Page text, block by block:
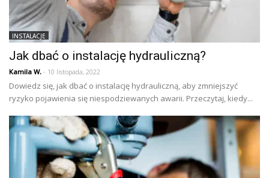
INSTALACJE
Jak dbać o instalację hydrauliczną?
Kamila W. - 10 listopada, 2022
Dowiedz się, jak dbać o instalację hydrauliczną, aby zmniejszyć
ryzyko pojawienia się niespodziewanych awarii. Przeczytaj, kiedy...